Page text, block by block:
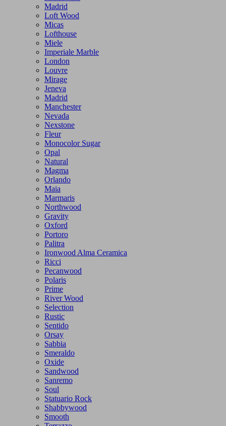
Madrid
Loft Wood
Micas
Lofthouse
Miele
Imperiale Marble
London
Louvre
Mirage
Jeneva
Madrid
Manchester
Nevada
Nexstone
Fleur
Monocolor Sugar
Opal
Natural
Magma
Orlando
Maia
Marmaris
Northwood
Gravity
Oxford
Portoro
Palitra
Ironwood Alma Ceramica
Ricci
Pecanwood
Polaris
Prime
River Wood
Selection
Rustic
Sentido
Orsay
Sabbia
Smeraldo
Oxide
Sandwood
Sanremo
Soul
Statuario Rock
Shabbywood
Smooth